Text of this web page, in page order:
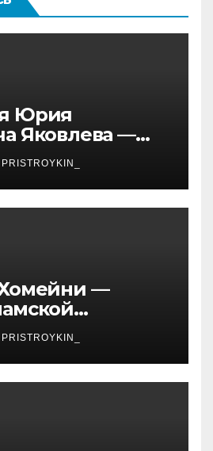
Юрия
Яковлева —
личной и
жизни
PRISTROYKIN_
—
его биография
роль в
и
его
PRISTROYKIN_